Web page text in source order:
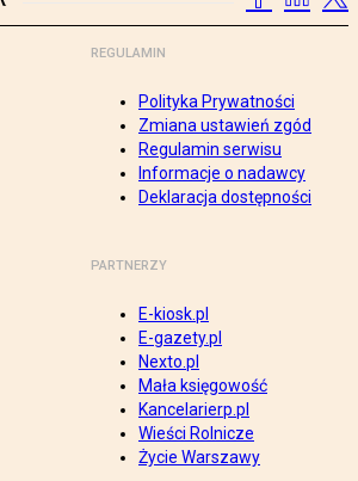
REGULAMIN
Polityka Prywatności
Zmiana ustawień zgód
Regulamin serwisu
Informacje o nadawcy
Deklaracja dostępności
PARTNERZY
E-kiosk.pl
E-gazety.pl
Nexto.pl
Mała księgowość
Kancelarierp.pl
Wieści Rolnicze
Życie Warszawy